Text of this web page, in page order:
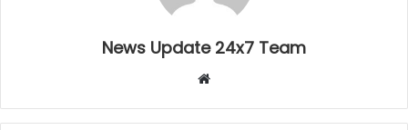
News Update 24x7 Team
Website